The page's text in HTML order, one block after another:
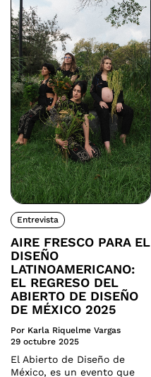
Entrevista
AIRE FRESCO PARA EL
DISEÑO
LATINOAMERICANO:
EL REGRESO DEL
ABIERTO DE DISEÑO
DE MÉXICO 2025
Por Karla Riquelme Vargas
29 octubre 2025
El Abierto de Diseño de
México, es un evento que